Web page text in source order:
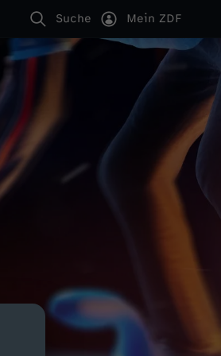
Suche Mein ZDF